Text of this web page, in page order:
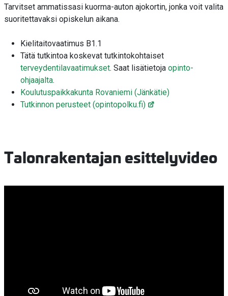
Tarvitset ammatissasi kuorma-auton ajokortin, jonka voit valita
suoritettavaksi opiskelun aikana.
Kielitaitovaatimus B1.1
Tätä tutkintoa koskevat tutkintokohtaiset
terveydentilavaatimukset. Saat lisätietoja opinto-
ohjaajalta.
Koulutuspaikkakunta Rovaniemi (Jänkätie)
Tutkinnon perusteet (opintopolku.fi)
Talonrakentajan esittelyvideo